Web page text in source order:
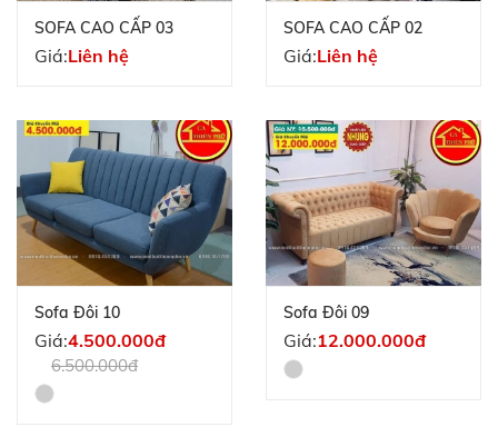
SOFA CAO CẤP 03
Giá:Liên hệ
SOFA CAO CẤP 02
Giá:Liên hệ
Sofa Đôi 10
Giá:4.500.000đ
6.500.000đ
Sofa Đôi 09
Giá:12.000.000đ